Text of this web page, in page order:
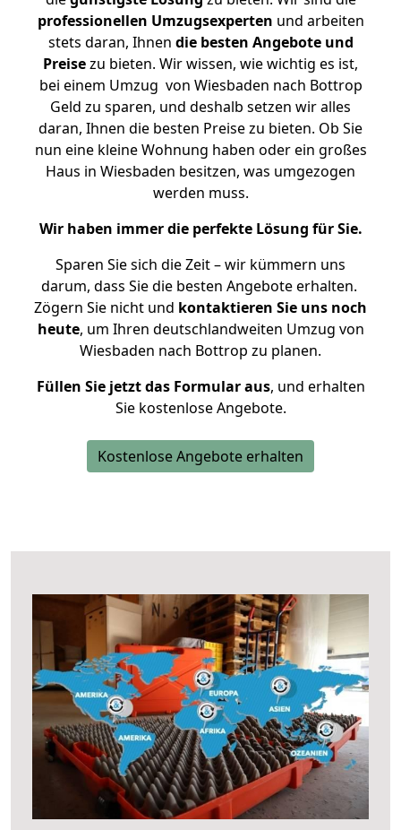
professionellen Umzugsexperten und arbeiten
stets daran, Ihnen die besten Angebote und
Preisezu bieten. Wir wissen, wie wichtig es ist,
bei einem Umzug von Wiesbaden nach Bottrop
Geld zu sparen, und deshalb setzen wir alles
daran, Ihnen die besten Preise zu bieten. Ob Sie
nun eine kleine Wohnung haben oder ein großes
Haus in Wiesbaden besitzen, was umgezogen
werden muss.
Wir haben immer die perfekte Lösung für Sie.
Sparen Sie sich die Zeit – wir kümmern uns
darum, dass Sie die besten Angebote erhalten.
Zögern Sie nicht und kontaktieren Sie uns noch
heute, um Ihren deutschlandweiten Umzug von
Wiesbaden nach Bottrop zu planen.
Füllen Sie jetzt das Formular aus, und erhalten
Sie kostenlose Angebote.
Kostenlose Angebote erhalten